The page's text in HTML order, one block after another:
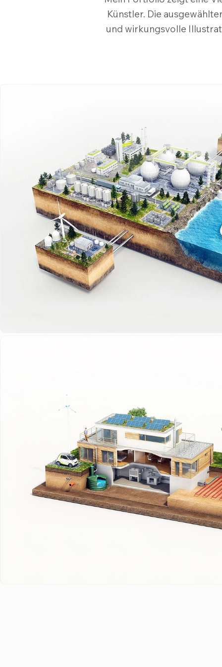
Künstler. Die
und wirkungsvolle